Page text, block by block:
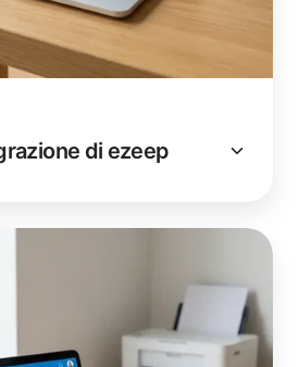
di ezeep